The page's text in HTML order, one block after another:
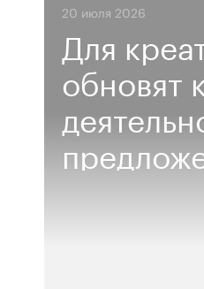
20 июля 2026
Для
обновят